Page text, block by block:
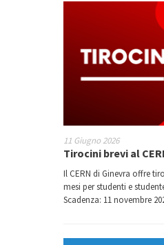
11 Giugno 2026
Tirocini brevi al
Il CERN di Ginevra offre
mesi per studenti e
Scadenza: 11 novembre